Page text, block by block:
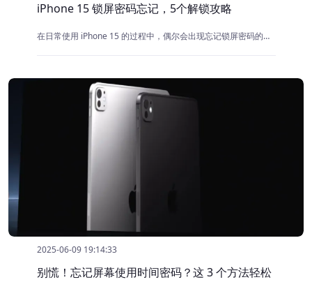
iPhone 15 锁屏密码忘记，5个解锁攻略
在日常使用 iPhone 15 的过程中，偶尔会出现忘记锁屏密码的情况，这时候难免会让人感到焦急。别担心，下面为您详细介绍几种有效的解决方法，助您重新获取设备访问权限。
2025-06-09 19:14:33
别慌！忘记屏幕使用时间密码？这 3 个方法轻松